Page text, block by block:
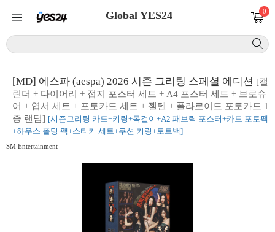
Global YES24 0
[MD] 에스파 (aespa) 2026 시즌 그리팅 스페셜 에디션 [캘
린더 + 다이어리 + 접지 포스터 세트 + A4 포스터 세트 + 브로슈
어 + 엽서 세트 + 포토카드 세트 + 젤펜 + 폴라로이드 포토카드 1
종 랜덤] [시즌그리팅 카드+키링+목걸이+A2 패브릭 포스터+카드 포토팩
+하우스 폴딩 팩+스티커 세트+쿠션 키링+토트백]
SM Entertainment